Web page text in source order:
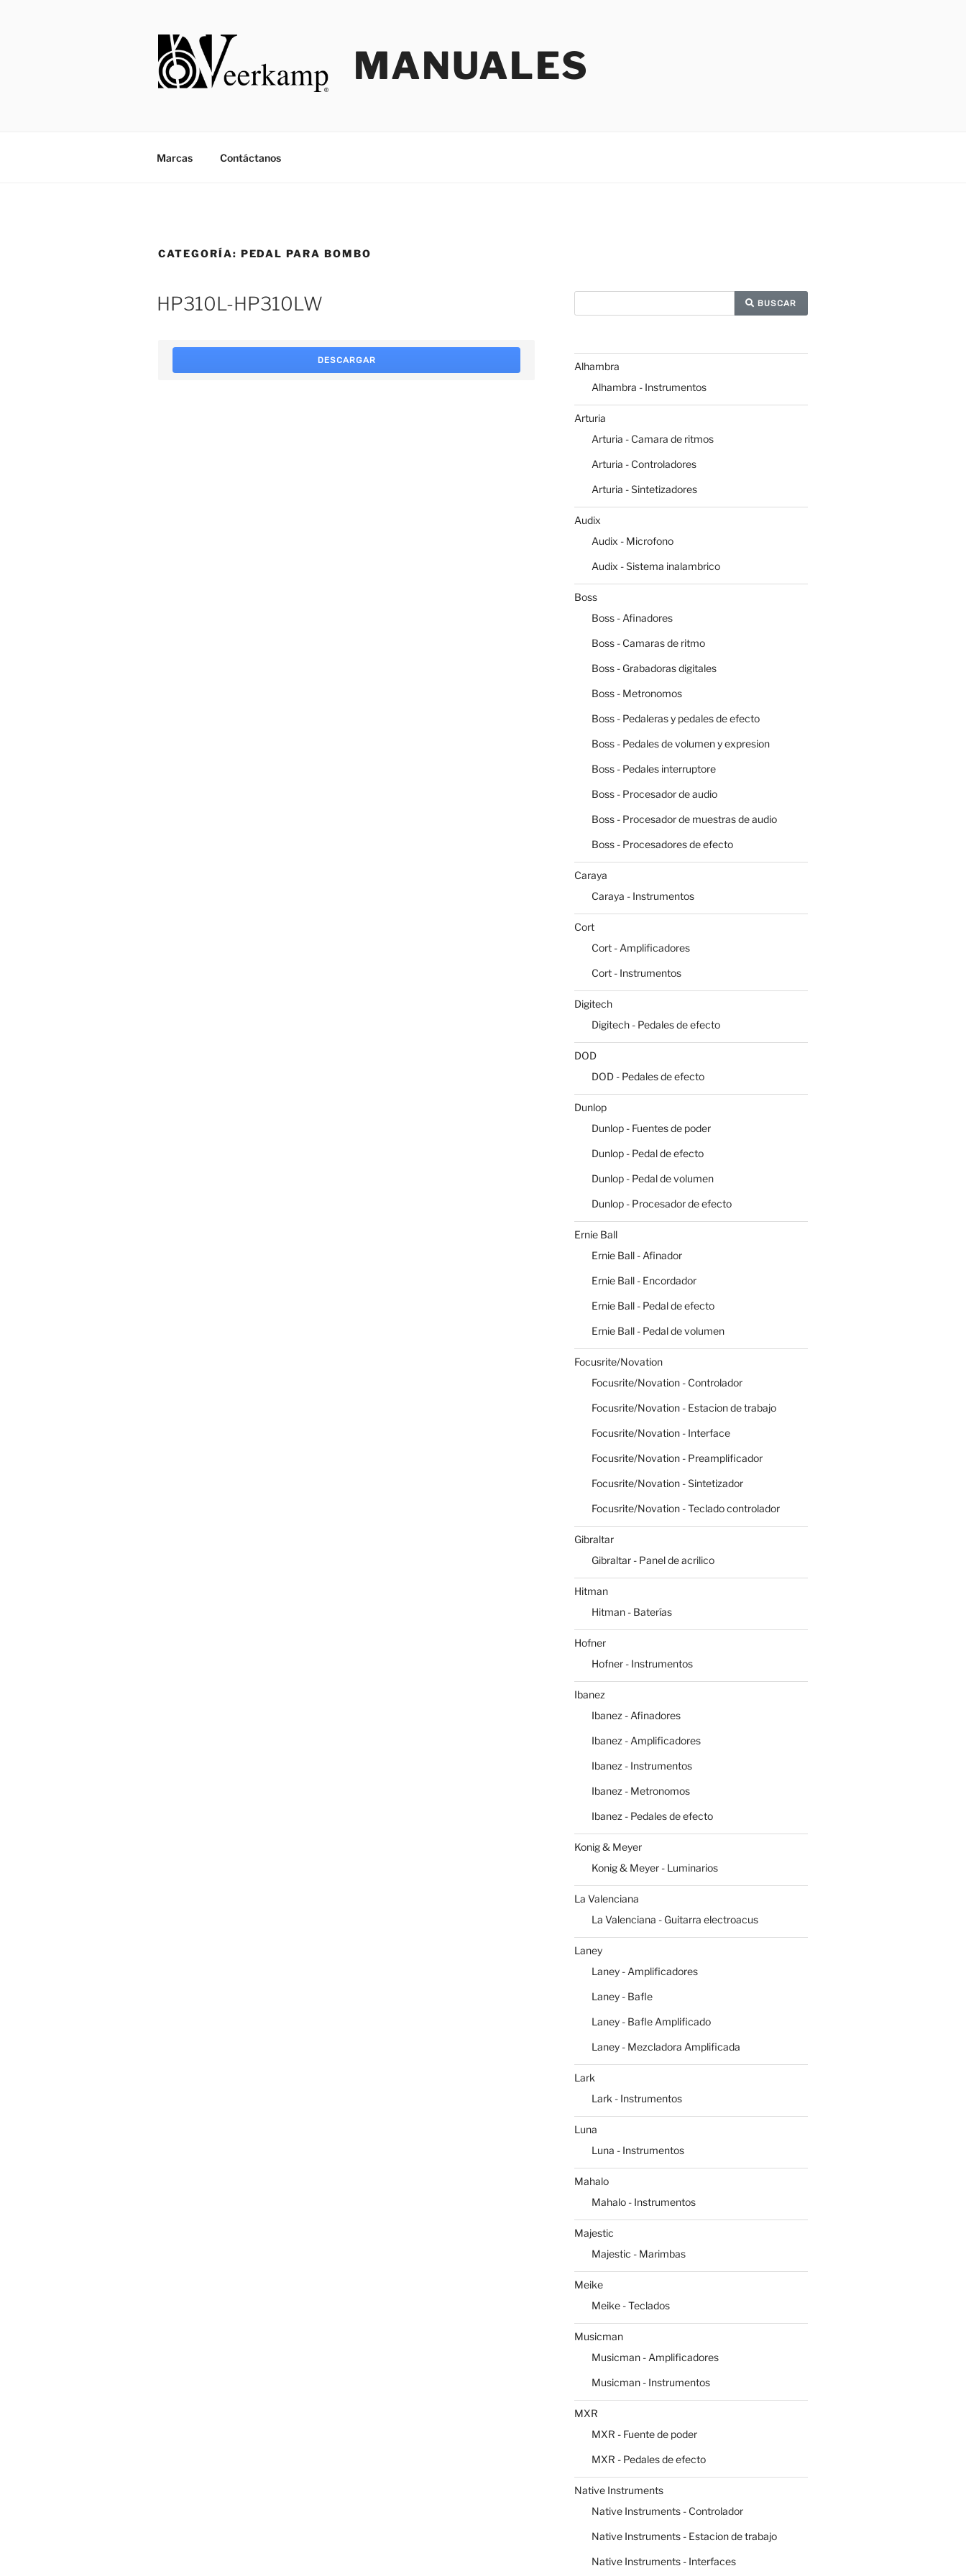
MANUALES
Marcas Contáctanos
CATEGORÍA: PEDAL PARA BOMBO
HP310L-HP310LW
DESCARGAR
BUSCAR
Alhambra
Alhambra - Instrumentos
Arturia
Arturia - Camara de ritmos
Arturia - Controladores
Arturia - Sintetizadores
Audix
Audix - Microfono
Audix - Sistema inalambrico
Boss
Boss - Afinadores
Boss - Camaras de ritmo
Boss - Grabadoras digitales
Boss - Metronomos
Boss - Pedaleras y pedales de efecto
Boss - Pedales de volumen y expresion
Boss - Pedales interruptore
Boss - Procesador de audio
Boss - Procesador de muestras de audio
Boss - Procesadores de efecto
Caraya
Caraya - Instrumentos
Cort
Cort - Amplificadores
Cort - Instrumentos
Digitech
Digitech - Pedales de efecto
DOD
DOD - Pedales de efecto
Dunlop
Dunlop - Fuentes de poder
Dunlop - Pedal de efecto
Dunlop - Pedal de volumen
Dunlop - Procesador de efecto
Ernie Ball
Ernie Ball - Afinador
Ernie Ball - Encordador
Ernie Ball - Pedal de efecto
Ernie Ball - Pedal de volumen
Focusrite/Novation
Focusrite/Novation - Controlador
Focusrite/Novation - Estacion de trabajo
Focusrite/Novation - Interface
Focusrite/Novation - Preamplificador
Focusrite/Novation - Sintetizador
Focusrite/Novation - Teclado controlador
Gibraltar
Gibraltar - Panel de acrilico
Hitman
Hitman - Baterías
Hofner
Hofner - Instrumentos
Ibanez
Ibanez - Afinadores
Ibanez - Amplificadores
Ibanez - Instrumentos
Ibanez - Metronomos
Ibanez - Pedales de efecto
Konig & Meyer
Konig & Meyer - Luminarios
La Valenciana
La Valenciana - Guitarra electroacus
Laney
Laney - Amplificadores
Laney - Bafle
Laney - Bafle Amplificado
Laney - Mezcladora Amplificada
Lark
Lark - Instrumentos
Luna
Luna - Instrumentos
Mahalo
Mahalo - Instrumentos
Majestic
Majestic - Marimbas
Meike
Meike - Teclados
Musicman
Musicman - Amplificadores
Musicman - Instrumentos
MXR
MXR - Fuente de poder
MXR - Pedales de efecto
Native Instruments
Native Instruments - Controlador
Native Instruments - Estacion de trabajo
Native Instruments - Interfaces